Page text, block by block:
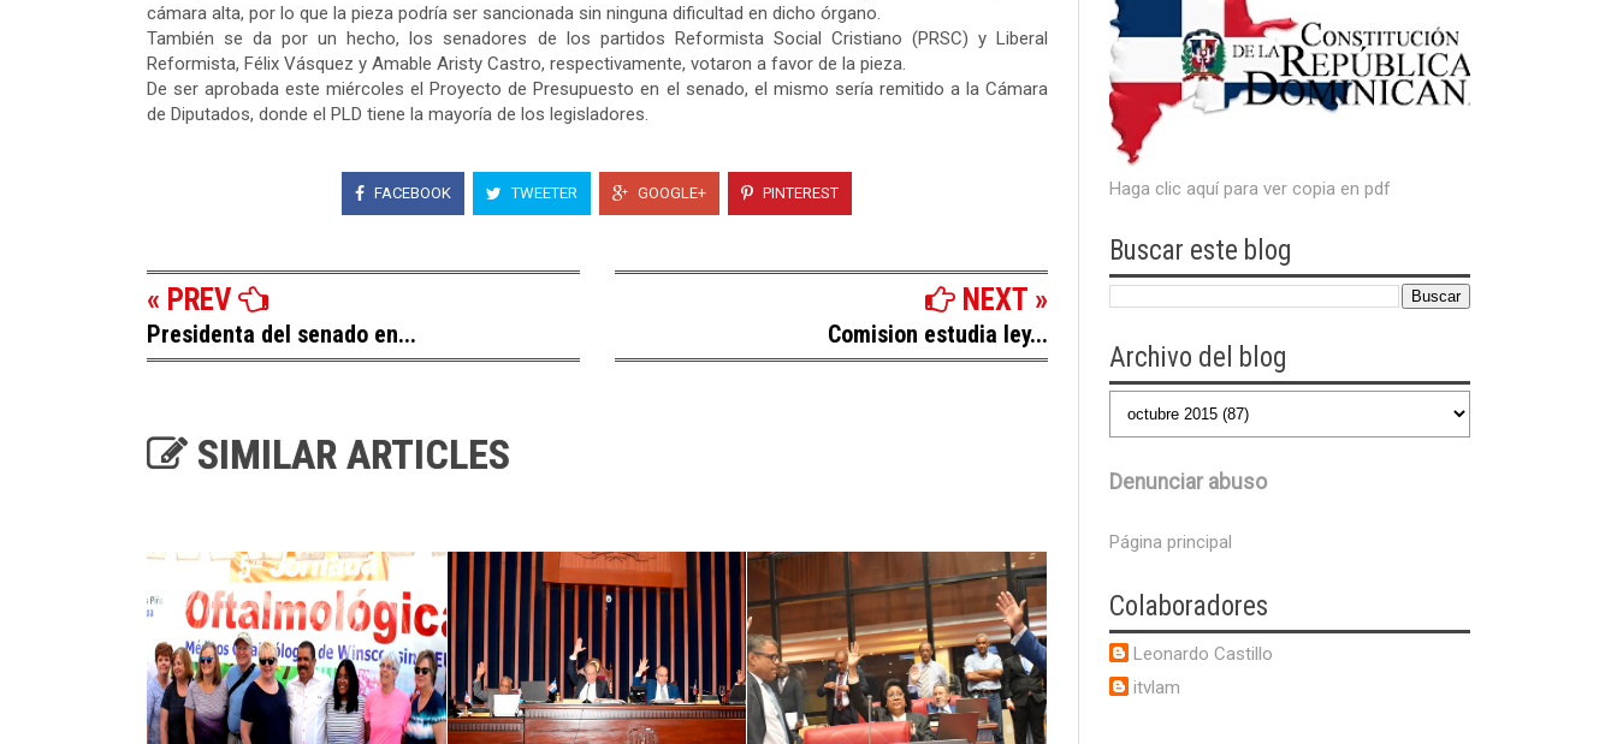
cámara alta, por lo que la pieza podría ser sancionada sin ninguna dificultad en dicho órgano.
También se da por un hecho, los senadores de los partidos Reformista Social Cristiano (PRSC) y Liberal
Reformista, Félix Vásquez y Amable Aristy Castro, respectivamente, votaron a favor de la pieza.
De ser aprobada este miércoles el Proyecto de Presupuesto en el senado, el mismo sería remitido a la Cámara
de Diputados, donde el PLD tiene la mayoría de los legisladores.
FACEBOOK TWEETER GOOGLE+ PINTEREST
« PREV
Presidenta del senado en...
NEXT »
Comision estudia ley...
SIMILAR ARTICLES
Haga clic aquí para ver copia en pdf
Buscar este blog
Archivo del blog
Denunciar abuso
Página principal
Colaboradores
Leonardo Castillo
itvlam